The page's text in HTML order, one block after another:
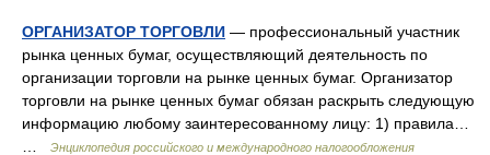
ОРГАНИЗАТОР ТОРГОВЛИ — профессиональный участник
рынка ценных бумаг, осуществляющий деятельность по
организации торговли на рынке ценных бумаг. Организатор
торговли на рынке ценных бумаг обязан раскрыть следующую
информацию любому заинтересованному лицу: 1) правила…
Энциклопедия российского и международного налогообложения